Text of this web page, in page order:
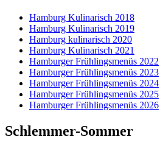
Hamburg Kulinarisch 2018
Hamburg Kulinarisch 2019
Hamburg kulinarisch 2020
Hamburg Kulinarisch 2021
Hamburger Frühlingsmenüs 2022
Hamburger Frühlingsmenüs 2023
Hamburger Frühlingsmenüs 2024
Hamburger Frühlingsmenüs 2025
Hamburger Frühlingsmenüs 2026
Schlemmer-Sommer